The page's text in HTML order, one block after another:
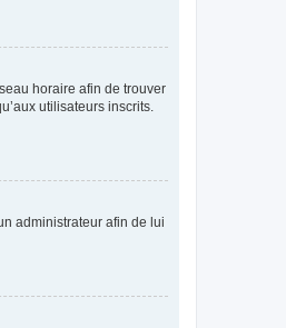
horaire afin de trouver
utilisateurs inscrits.
administrateur afin de lui